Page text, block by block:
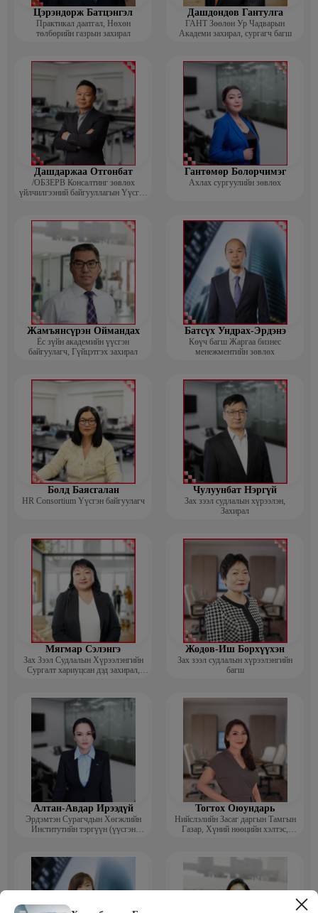
Цэрэндорж Батцэнгэл
Практикал даатгал, Нөхөн
төлбөрийн газрын захирал
Дашдондов Гантулга
ГАНТ Зөөлөн Ур Чадварын
Академи захирал, сургагч багш
Дашдаржаа Отгонбат
/ОБЗЕРВ Консалтинг зөвлөх
үйлчилгээний байгууллагын Үүсгэн
Гантөмөр Болорчимэг
Ахлах сургуулийн зөвлөх
Жамъянсүрэн Оймандах
Ёс зүйн академийн үүсгэн
байгуулагч, Гүйцэтгэх захирал
Батсүх Ундрах-Эрдэнэ
Көүч багш Жаргаа бизнес
менежментийн зөвлөх
Болд Баясгалан
HR Consortium Үүсгэн байгуулагч
Чулуунбат Нэргүй
Зах зээл судлалын хүрээлэн,
Захирал
Мягмар Сэлэнгэ
Зах Зээл Судлалын Хүрээлэнгийн
Сургалт хариуцсан дэд захирал,
Жодов-Иш Борхүүхэн
Зах зээл судлалын хүрээлэнгийн
багш
Алтан-Авдар Ирээдүй
Эрдэмтэн Сурагчдын Хөгжлийн
Институтийн тэргүүн (үүсгэн
Тогтох Оюундарь
Нийслэлийн Засаг даргын Тамгын
Газар, Хүний нөөцийн хэлтэс,